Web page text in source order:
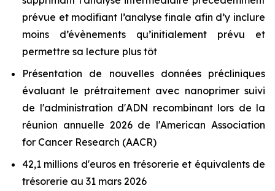
prévue et modifiant l’analyse finale afin d’y inclure
moins d’évènements qu’initialement prévu et
permettre sa lecture plus tôt
Présentation de nouvelles données précliniques
évaluant le prétraitement avec nanoprimer suivi
de l'administration d'ADN recombinant lors de la
réunion annuelle 2026 de l'American Association
for Cancer Research (AACR)
42,1 millions d'euros en trésorerie et équivalents de
trésorerie au 31 mars 2026